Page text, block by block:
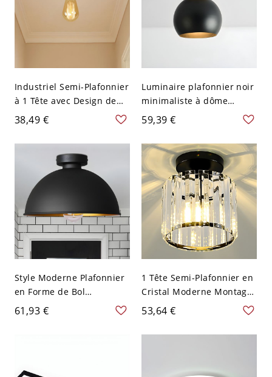
Industriel Semi-Plafonnier
à 1 Tête avec Design de
Tuyau d'Eau Métallique
Noir Luminaire Encastré
Intérieur - 110 V-120 V
38,49 €
Luminaire plafonnier noir
minimaliste à dôme
métallique réglable avec
support en bois semi-
encastré unique
59,39 €
Style Moderne Plafonnier
en Forme de Bol
Métallique à 1 Ampoule
Luminaire Affleurant pour
61,93 €
1 Tête Semi-Plafonnier en
Cristal Moderne Montage
Semi-Encastré pour
Couloir - 110 V-120 V Noir
Cylindre
53,64 €